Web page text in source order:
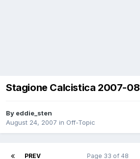
Stagione Calcistica 2007-08
By eddie_sten
August 24, 2007 in Off-Topic
PREV Page 33 of 48